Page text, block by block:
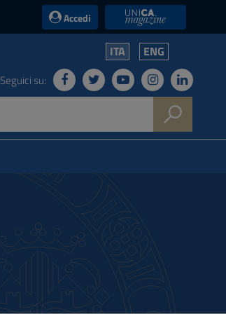
Accedi UniCA News
ITA ENG
Seguici su: